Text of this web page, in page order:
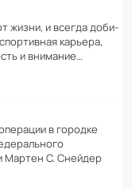
жизни, и всегда доби­
карьера,
и внимание…
в городке
Мартен С. Снейдер